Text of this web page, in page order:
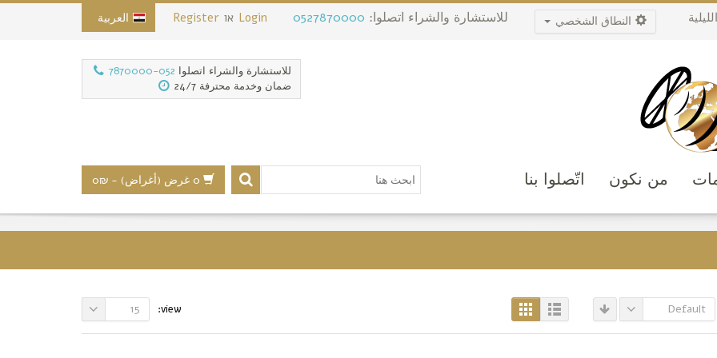
النطاق الشخصي للاستشارة والشراء اتصلوا: 0527870000
Login או Register العربية
للاستشارة والشراء اتصلوا 052-7870000
ضمان وخدمة محترفة 24/7
من نكون اتّصلوا بنا 0 غرض (أغراض) -
₪0
Default
view:
15